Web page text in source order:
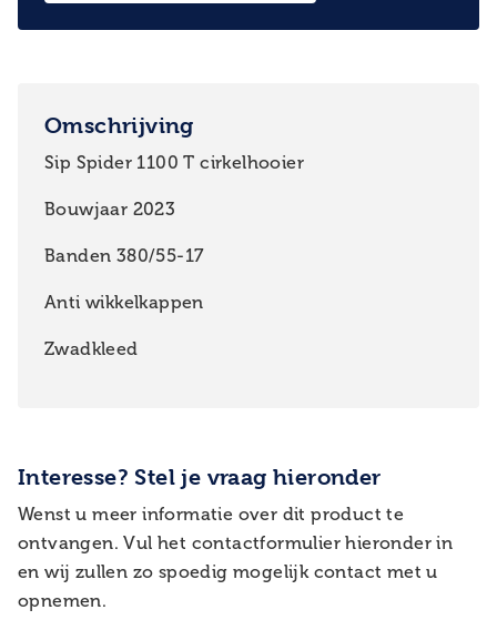
Omschrijving
Sip Spider 1100 T cirkelhooier
Bouwjaar 2023
Banden 380/55-17
Anti wikkelkappen
Zwadkleed
Interesse? Stel je vraag hieronder
Wenst u meer informatie over dit product te
ontvangen. Vul het contactformulier hieronder in
en wij zullen zo spoedig mogelijk contact met u
opnemen.